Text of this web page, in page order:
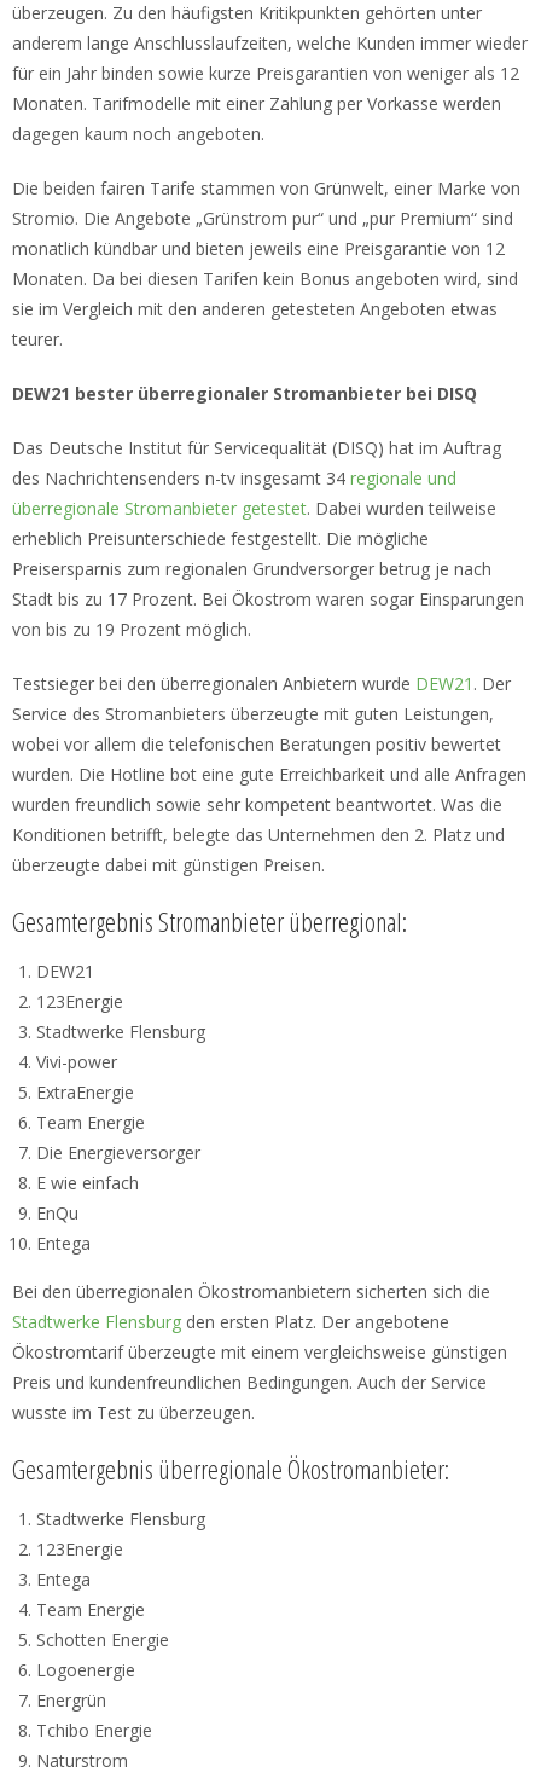
überzeugen. Zu den häufigsten Kritikpunkten gehörten unter
anderem lange Anschlusslaufzeiten, welche Kunden immer wieder
für ein Jahr binden sowie kurze Preisgarantien von weniger als 12
Monaten. Tarifmodelle mit einer Zahlung per Vorkasse werden
dagegen kaum noch angeboten.
Die beiden fairen Tarife stammen von Grünwelt, einer Marke von
Stromio. Die Angebote „Grünstrom pur“ und „pur Premium“ sind
monatlich kündbar und bieten jeweils eine Preisgarantie von 12
Monaten. Da bei diesen Tarifen kein Bonus angeboten wird, sind
sie im Vergleich mit den anderen getesteten Angeboten etwas
teurer.
DEW21 bester überregionaler Stromanbieter bei DISQ
Das Deutsche Institut für Servicequalität (DISQ) hat im Auftrag
des Nachrichtensenders n-tv insgesamt 34 regionale und
überregionale Stromanbieter getestet. Dabei wurden teilweise
erheblich Preisunterschiede festgestellt. Die mögliche
Preisersparnis zum regionalen Grundversorger betrug je nach
Stadt bis zu 17 Prozent. Bei Ökostrom waren sogar Einsparungen
von bis zu 19 Prozent möglich.
Testsieger bei den überregionalen Anbietern wurde DEW21 . Der
Service des Stromanbieters überzeugte mit guten Leistungen,
wobei vor allem die telefonischen Beratungen positiv bewertet
wurden. Die Hotline bot eine gute Erreichbarkeit und alle Anfragen
wurden freundlich sowie sehr kompetent beantwortet. Was die
Konditionen betrifft, belegte das Unternehmen den 2. Platz und
überzeugte dabei mit günstigen Preisen.
Gesamtergebnis Stromanbieter überregional:
DEW21
123Energie
Stadtwerke Flensburg
Vivi-power
ExtraEnergie
Team Energie
Die Energieversorger
E wie einfach
EnQu
Entega
Bei den überregionalen Ökostromanbietern sicherten sich die
Stadtwerke Flensburg den ersten Platz. Der angebotene
Ökostromtarif überzeugte mit einem vergleichsweise günstigen
Preis und kundenfreundlichen Bedingungen. Auch der Service
wusste im Test zu überzeugen.
Gesamtergebnis überregionale Ökostromanbieter:
Stadtwerke Flensburg
123Energie
Entega
Team Energie
Schotten Energie
Logoenergie
Energrün
Tchibo Energie
Naturstrom